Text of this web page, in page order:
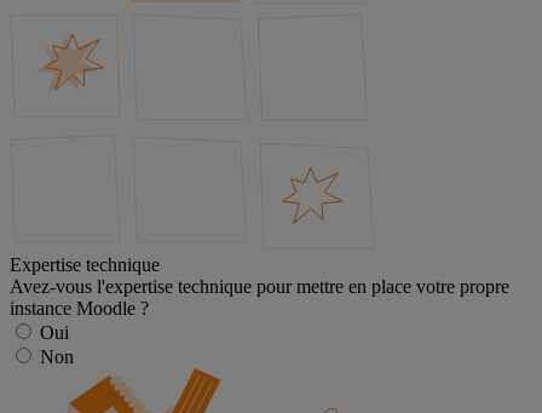
Expertise technique
Avez-vous l'expertise technique pour mettre en place votre propre
instance Moodle ?
Oui
Non